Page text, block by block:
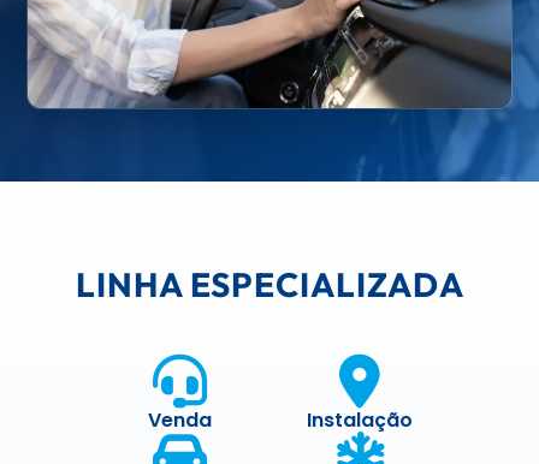
LINHA ESPECIALIZADA
Venda Instalação